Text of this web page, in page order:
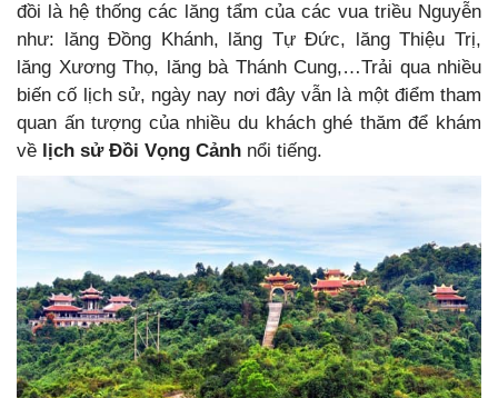
đồi là hệ thống các lăng tẩm của các vua triều Nguyễn
như: lăng Đồng Khánh, lăng Tự Đức, lăng Thiệu Trị,
lăng Xương Thọ, lăng bà Thánh Cung,…Trải qua nhiều
biến cố lịch sử, ngày nay nơi đây vẫn là một điểm tham
quan ấn tượng của nhiều du khách ghé thăm để khám
về lịch sử Đồi Vọng Cảnh nổi tiếng.